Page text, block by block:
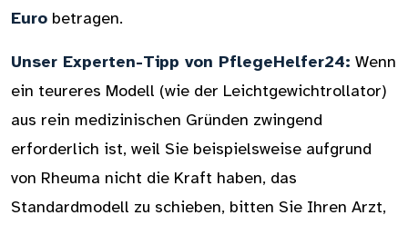
Euro betragen.
Unser Experten-Tipp von PflegeHelfer24: Wenn
ein teureres Modell (wie der Leichtgewichtrollator)
aus rein medizinischen Gründen zwingend
erforderlich ist, weil Sie beispielsweise aufgrund
von Rheuma nicht die Kraft haben, das
Standardmodell zu schieben, bitten Sie Ihren Arzt,